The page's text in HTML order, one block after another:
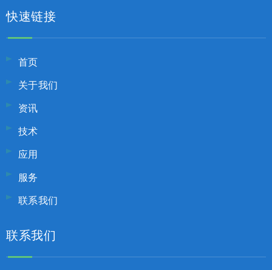
快速链接
首页
关于我们
资讯
技术
应用
服务
联系我们
联系我们